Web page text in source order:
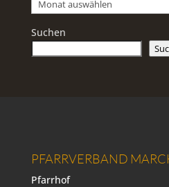
Suchen
PFARRVERBAND
Pfarrhof